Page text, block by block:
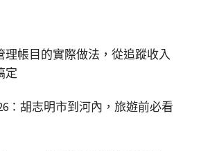
理帳目的實際做法，從追蹤收入
定
：胡志明市到河內，旅遊前必看